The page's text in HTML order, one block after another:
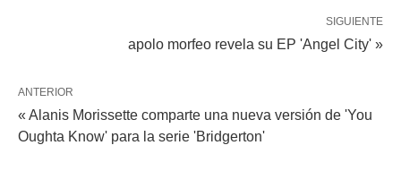
SIGUIENTE
apolo morfeo revela su EP 'Angel City' »
ANTERIOR
« Alanis Morissette comparte una nueva versión de 'You
Oughta Know' para la serie 'Bridgerton'